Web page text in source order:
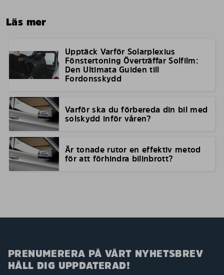
Läs mer
Upptäck Varför Solarplexius
Fönstertoning Överträffar Solfilm:
Den Ultimata Guiden till
Fordonsskydd
Varför ska du förbereda din bil med
solskydd inför våren?
Är tonade rutor en effektiv metod
för att förhindra bilinbrott?
PRENUMERERA PÅ VÅRT NYHETSBREV
HÅLL DIG UPPDATERAD!